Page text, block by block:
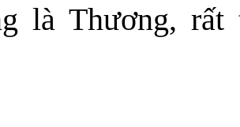
là Thương,